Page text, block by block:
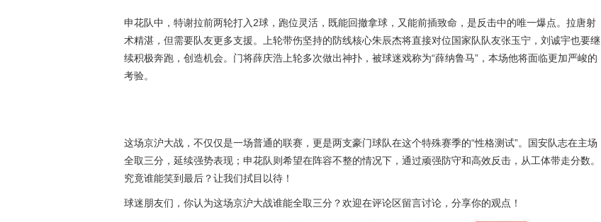
申花队中，特谢拉前两轮打入2球，跑位灵活，既能回撤拿球，又能前插致命，是反击中的唯一爆点。拉唐射
术精湛，但需要队友更多支援。上轮带伤坚持的防线核心朱辰杰将直接对位国家队队友张玉宁，刘诚宇也要继
续积极奔跑，创造机会。门将薛庆浩上轮多次做出神扑，被球迷戏称为“薛纳鲁马”，本场他将面临更加严峻的
考验。
这场京沪大战，不仅仅是一场普通的联赛，更是两支豪门球队在这个特殊赛季的“性格测试”。国安队志在主场
全取三分，延续强势表现；申花队则希望在阵容不整的情况下，通过顽强防守和高效反击，从工体带走分数。
究竟谁能笑到最后？让我们拭目以待！
球迷朋友们，你认为这场京沪大战谁能全取三分？欢迎在评论区留言讨论，分享你的观点！